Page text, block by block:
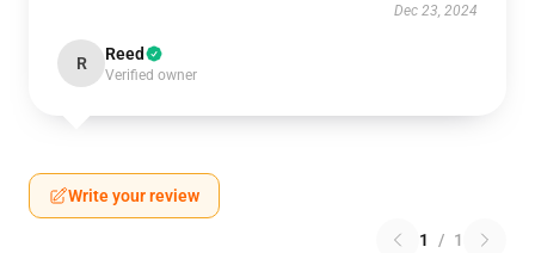
Dec 23, 2024
R Reed
Verified owner
Write your review
1 / 1